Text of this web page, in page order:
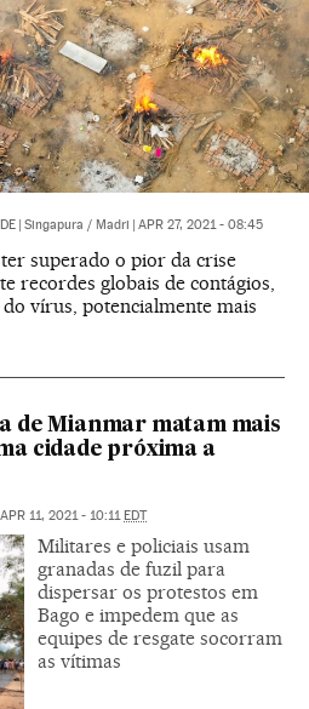
Singapura / Madri
APR 27, 2021 - 08:45
superado o pior da crise
recordes globais de contágios,
vírus, potencialmente mais
de Mianmar matam mais
cidade próxima a
APR 11, 2021 - 10:11 EDT
Militares e policiais usam
granadas de fuzil para
dispersar os protestos em
Bago e impedem que as
equipes de resgate socorram
as vítimas